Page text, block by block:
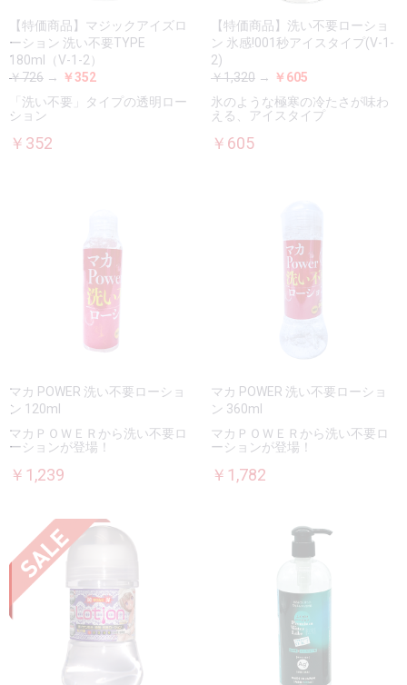
【特価商品】マジックアイズロ
ーション 洗い不要TYPE
180ml（V-1-2）
￥726 → ￥352
「洗い不要」タイプの透明ロー
ション
￥352
【特価商品】洗い不要ローショ
ン 氷感!001秒アイスタイプ(V-1-
2)
￥1,320 → ￥605
氷のような極寒の冷たさが味わ
える、アイスタイプ
￥605
マカ POWER 洗い不要ローショ
ン 120ml
マカＰＯＷＥＲから洗い不要ロ
ーションが登場！
￥1,239
マカ POWER 洗い不要ローショ
ン 360ml
マカＰＯＷＥＲから洗い不要ロ
ーションが登場！
￥1,782